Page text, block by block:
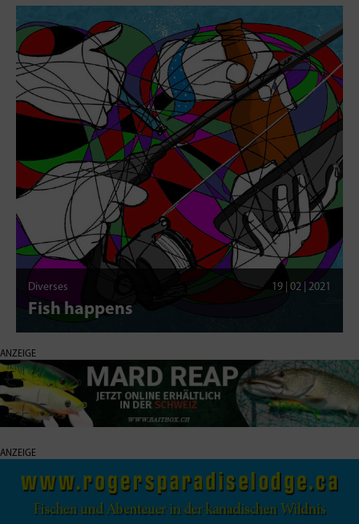
Diverses 19 | 02 | 2021
Fish happens
ANZEIGE
ANZEIGE